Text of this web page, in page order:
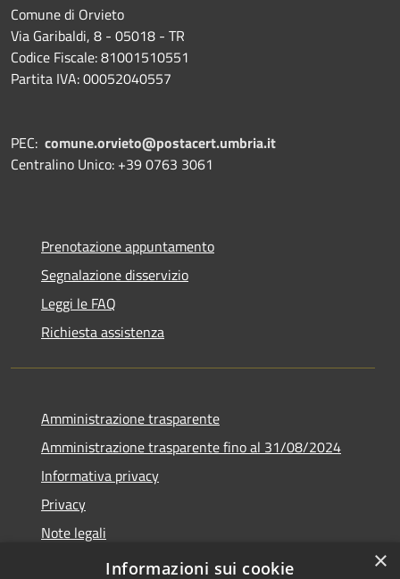
Comune di Orvieto
Via Garibaldi, 8 - 05018 - TR
Codice Fiscale: 81001510551
Partita IVA: 00052040557
PEC: comune.orvieto@postacert.umbria.it
Centralino Unico: +39 0763 3061
Prenotazione appuntamento
Segnalazione disservizio
Leggi le FAQ
Richiesta assistenza
Amministrazione trasparente
Amministrazione trasparente fino al 31/08/2024
Informativa privacy
Privacy
Note legali
Dichiarazione di accessibilità
×
Informazioni sui cookie